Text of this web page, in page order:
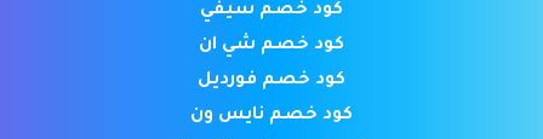
كود خصم سيفي
كود خصم شي ان
كود خصم فورديل
كود خصم نايس ون